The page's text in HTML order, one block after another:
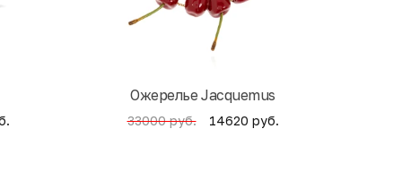
Ожерелье Jacquemus
33000 руб. 14620 руб.